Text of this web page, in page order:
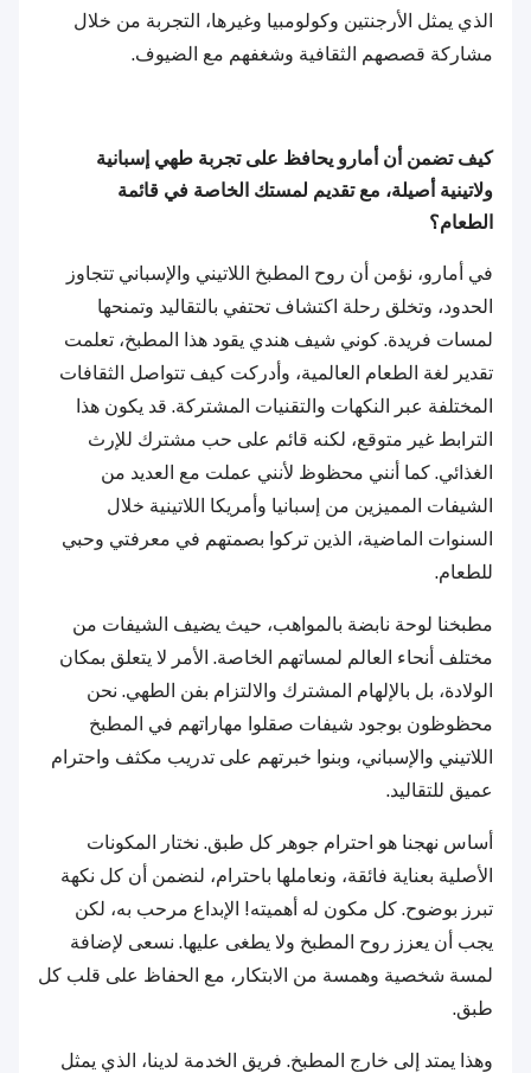
الذي يمثل الأرجنتين وكولومبيا وغيرها، التجربة من خلال
مشاركة قصصهم الثقافية وشغفهم مع الضيوف.
كيف تضمن أن أمارو يحافظ على تجربة طهي إسبانية
ولاتينية أصيلة، مع تقديم لمستك الخاصة في قائمة
الطعام؟
في أمارو، نؤمن أن روح المطبخ اللاتيني والإسباني تتجاوز
الحدود، وتخلق رحلة اكتشاف تحتفي بالتقاليد وتمنحها
لمسات فريدة. كوني شيف هندي يقود هذا المطبخ، تعلمت
تقدير لغة الطعام العالمية، وأدركت كيف تتواصل الثقافات
المختلفة عبر النكهات والتقنيات المشتركة. قد يكون هذا
الترابط غير متوقع، لكنه قائم على حب مشترك للإرث
الغذائي. كما أنني محظوظ لأنني عملت مع العديد من
الشيفات المميزين من إسبانيا وأمريكا اللاتينية خلال
السنوات الماضية، الذين تركوا بصمتهم في معرفتي وحبي
للطعام.
مطبخنا لوحة نابضة بالمواهب، حيث يضيف الشيفات من
مختلف أنحاء العالم لمساتهم الخاصة. الأمر لا يتعلق بمكان
الولادة، بل بالإلهام المشترك والالتزام بفن الطهي. نحن
محظوظون بوجود شيفات صقلوا مهاراتهم في المطبخ
اللاتيني والإسباني، وبنوا خبرتهم على تدريب مكثف واحترام
عميق للتقاليد.
أساس نهجنا هو احترام جوهر كل طبق. نختار المكونات
الأصلية بعناية فائقة، ونعاملها باحترام، لنضمن أن كل نكهة
تبرز بوضوح. كل مكون له أهميته! الإبداع مرحب به، لكن
يجب أن يعزز روح المطبخ ولا يطغى عليها. نسعى لإضافة
لمسة شخصية وهمسة من الابتكار، مع الحفاظ على قلب كل
طبق.
وهذا يمتد إلى خارج المطبخ. فريق الخدمة لدينا، الذي يمثل